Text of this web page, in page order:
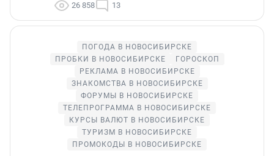
26 858 13
ПОГОДА В НОВОСИБИРСКЕ
ПРОБКИ В НОВОСИБИРСКЕ
ГОРОСКОП
РЕКЛАМА В НОВОСИБИРСКЕ
ЗНАКОМСТВА В НОВОСИБИРСКЕ
ФОРУМЫ В НОВОСИБИРСКЕ
ТЕЛЕПРОГРАММА В НОВОСИБИРСКЕ
КУРСЫ ВАЛЮТ В НОВОСИБИРСКЕ
ТУРИЗМ В НОВОСИБИРСКЕ
ПРОМОКОДЫ В НОВОСИБИРСКЕ